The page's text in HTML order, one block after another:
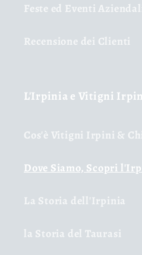
Feste ed Eventi
Recensione dei Clienti
L'Irpinia e Vitigni
Cos'è Vitigni Irpini &
Dove Siamo, Scopri
La Storia dell'Irpinia
la Storia del Taurasi